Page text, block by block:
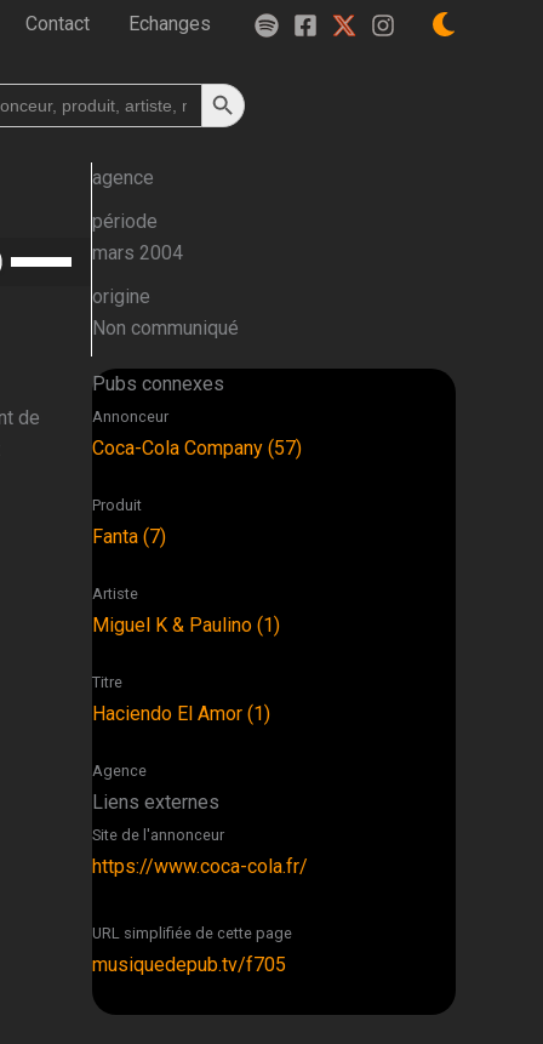
Contact Echanges
Search Button
augmenter
agence
période
mars 2004
origine
Non communiqué
de
Pubs connexes
Annonceur
Coca-Cola Company (57)
Produit
Fanta (7)
Artiste
Miguel K & Paulino (1)
Titre
Haciendo El Amor (1)
Agence
Liens externes
Site de l'annonceur
https://www.coca-cola.fr/
URL simplifiée de cette page
musiquedepub.tv/f705